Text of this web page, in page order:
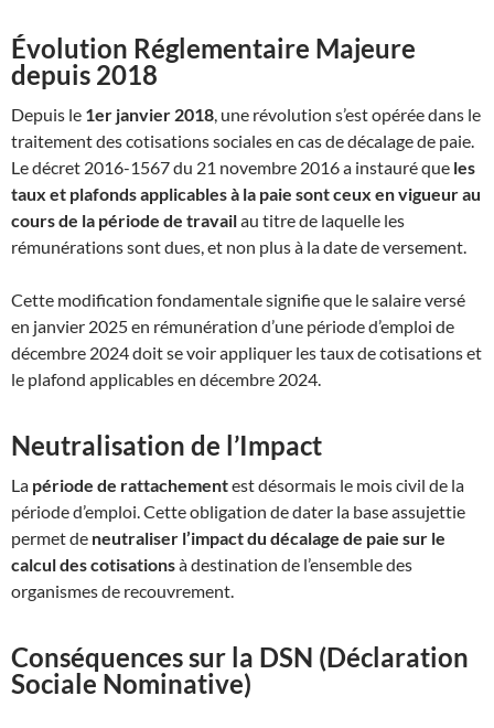
Évolution Réglementaire Majeure
depuis 2018
Depuis le 1er janvier 2018, une révolution s’est opérée dans le
traitement des cotisations sociales en cas de décalage de paie.
Le décret 2016-1567 du 21 novembre 2016 a instauré que les
taux et plafonds applicables à la paie sont ceux en vigueur au
cours de la période de travailau titre de laquelle les
rémunérations sont dues, et non plus à la date de versement.
Cette modification fondamentale signifie que le salaire versé
en janvier 2025 en rémunération d’une période d’emploi de
décembre 2024 doit se voir appliquer les taux de cotisations et
le plafond applicables en décembre 2024.
Neutralisation de l’Impact
La période de rattachementest désormais le mois civil de la
période d’emploi.Cette obligation de dater la base assujettie
permet de neutraliser l’impact du décalage de paie sur le
calcul des cotisationsà destination de l’ensemble des
organismes de recouvrement.
Conséquences sur la DSN (Déclaration
Sociale Nominative)